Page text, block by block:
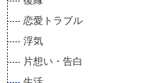
恋愛トラブル
浮気
片想い・告白